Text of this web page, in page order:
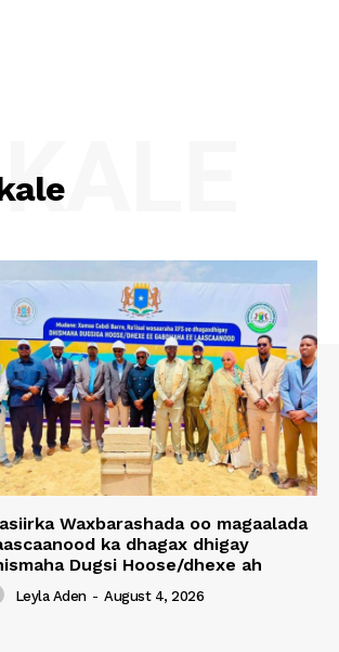
Waxbarashada oo magaalada
ka dhagax dhigay
Dugsi Hoose/dhexe ah
Leyla Aden - August 4, 2026